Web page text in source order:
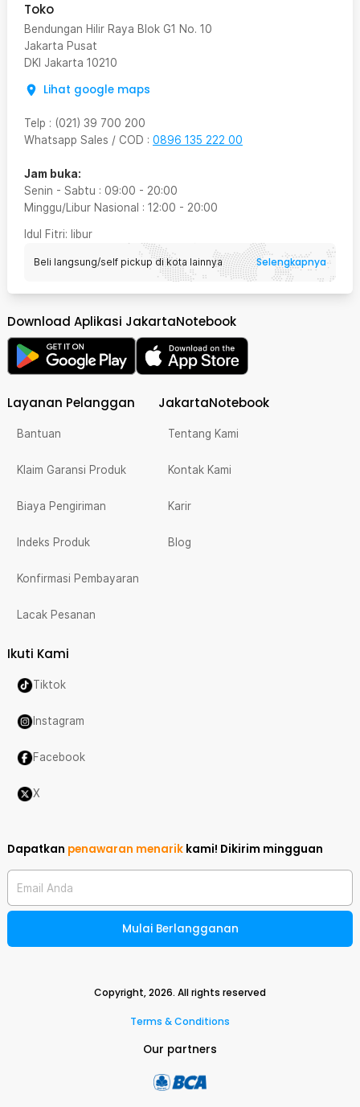
Toko
Bendungan Hilir Raya Blok G1 No. 10
Jakarta Pusat
DKI Jakarta 10210
Lihat google maps
Telp : (021) 39 700 200
Whatsapp Sales / COD : 0896 135 222 00
Jam buka:
Senin - Sabtu : 09:00 - 20:00
Minggu/Libur Nasional : 12:00 - 20:00
Idul Fitri: libur
Beli langsung/self pickup di kota lainnya Selengkapnya
Download Aplikasi JakartaNotebook
Layanan Pelanggan
Bantuan
Klaim Garansi Produk
Biaya Pengiriman
Indeks Produk
Konfirmasi Pembayaran
Lacak Pesanan
JakartaNotebook
Tentang Kami
Kontak Kami
Karir
Blog
Ikuti Kami
Tiktok
Instagram
Facebook
X
Dapatkan penawaran menarik kami! Dikirim mingguan
Email Anda
Mulai Berlangganan
Copyright,2026. All rights reserved
Terms & Conditions
Our partners